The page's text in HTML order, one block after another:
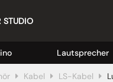
STUDIO
Lautsprecher
Kabel LS-Kabel